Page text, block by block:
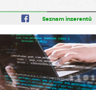
Seznam inzerentů